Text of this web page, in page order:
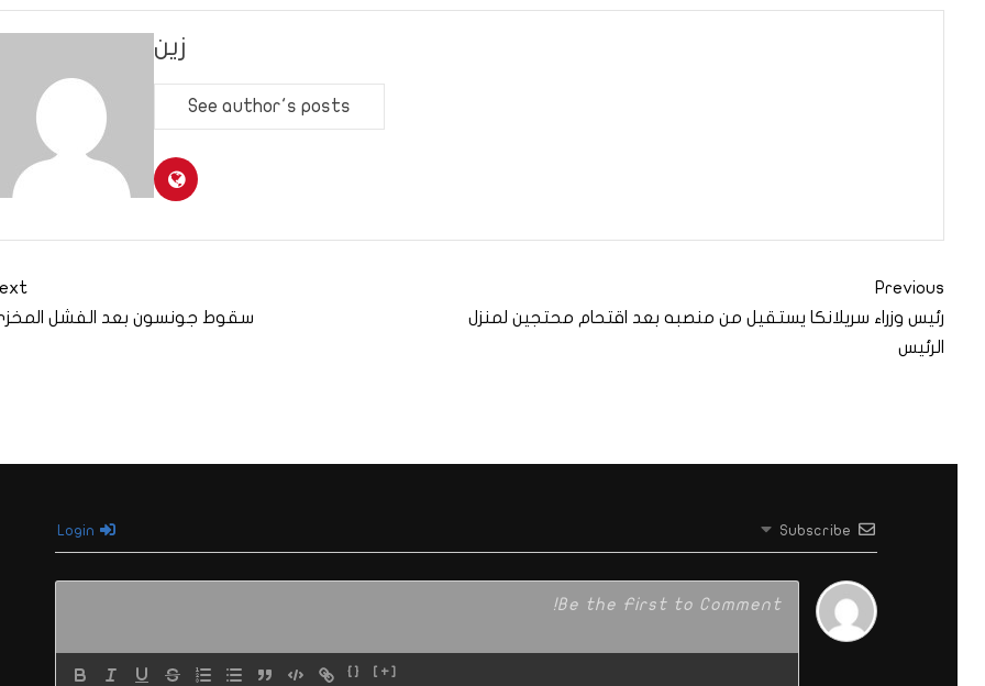
زين
See author's posts
Previous
رئيس وزراء سريلانكا يستقيل من منصبه بعد اقتحام محتجين لمنزل
الرئيس
سقوط جونسون بعد الفشل
Subscribe
{} [+]